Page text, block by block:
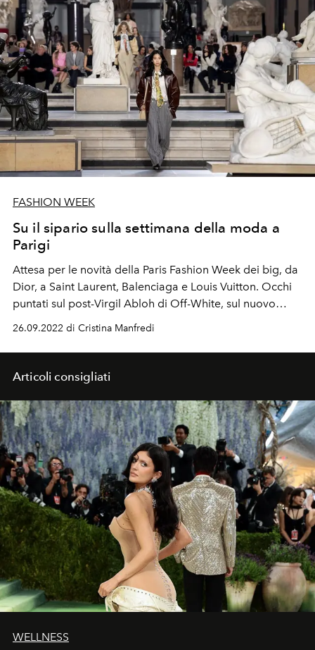
FASHION WEEK
Su il sipario sulla settimana della moda a
Parigi
Attesa per le novità della Paris Fashion Week dei big, da
Dior, a Saint Laurent, Balenciaga e Louis Vuitton. Occhi
puntati sul post-Virgil Abloh di Off-White, sul nuovo
26.09.2022 di Cristina Manfredi
Articoli consigliati
WELLNESS